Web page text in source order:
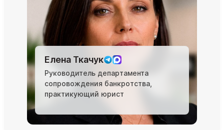
Елена Ткачук
Руководитель департамента
сопровождения банкротства,
практикующий юрист